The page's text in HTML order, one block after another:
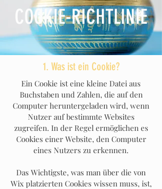
COOKIE-RICHTLINIE
1. Was ist ein Cookie?
Ein Cookie ist eine kleine Datei aus
Buchstaben und Zahlen, die auf den
Computer heruntergeladen wird, wenn
Nutzer auf bestimmte Websites
zugreifen. In der Regel ermöglichen es
Cookies einer Website, den Computer
eines Nutzers zu erkennen.
Das Wichtigste, was man über die von
Wix platzierten Cookies wissen muss, ist,